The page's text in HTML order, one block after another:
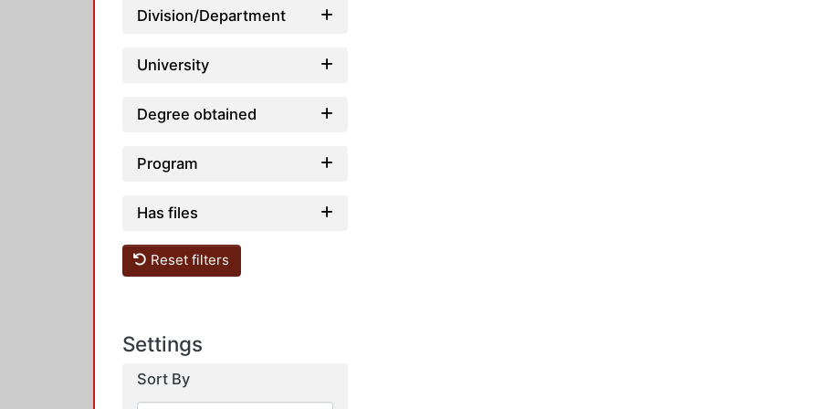
Division/Department
University
Degree obtained
Program
Has files
Reset filters
Settings
Sort By